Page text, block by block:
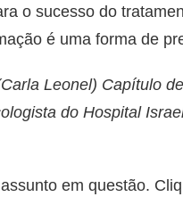
o sucesso do
é uma forma de
Leonel) Capítulo
do Hospital
em questão.